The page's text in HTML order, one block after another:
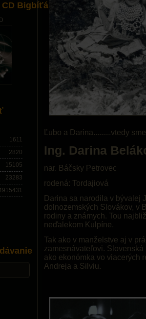
Bigbíťák
1611
2820
15105
23283
Ľubo a Darina.........vtedy
Ing. Darina
nar. Báčsky Petrovec
rodená: Tordajiová
Darina sa narodila v bývalej
dolnozemských Slovákov, v
rodiny a známych. Tou
neďalekom Kulpíne.
Tak ako v manželstve aj v
zamesnávateľovi.
ako ekonómka vo viacerých
Andreja a Silviu.